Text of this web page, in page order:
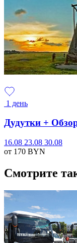
1 день
Дудутки +
16.08 23.08 30.08
от 170 BYN
Смотрите